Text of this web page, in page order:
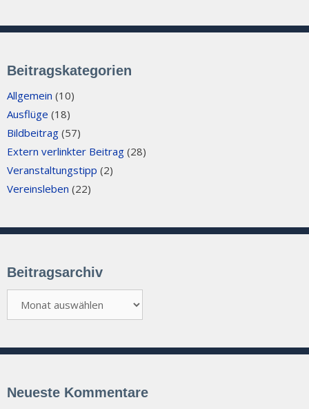
Beitragskategorien
Allgemein (10)
Ausflüge (18)
Bildbeitrag (57)
Extern verlinkter Beitrag (28)
Veranstaltungstipp (2)
Vereinsleben (22)
Beitragsarchiv
Neueste Kommentare